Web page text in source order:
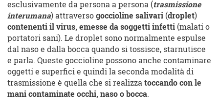
esclusivamente da persona a persona (trasmissione
interumana) attraverso goccioline salivari (droplet)
contenenti il virus, emesse da soggetti infetti (malati o
portatori sani). Le droplet sono normalmente espulse
dal naso e dalla bocca quando si tossisce, starnutisce
e parla. Queste goccioline possono anche contaminare
oggetti e superfici e quindi la seconda modalità di
trasmissione è quella che si realizza toccando con le
mani contaminate occhi, naso o bocca.